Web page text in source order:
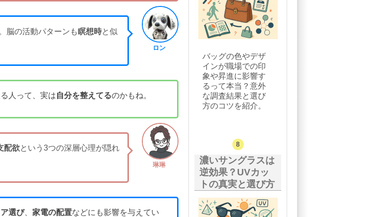
ロン
脳の活動パターンも瞑想時と似
人って、実は自分を整えてるのかもね。
琳琳
配欲という3つの深層心理が隠れ
選び、 家電の配置などにも影響を与えてい
バッグの色やデザ
インが職場での印
象や昇進に影響す
るって本当？意外
な調査結果と選び
方のコツを紹介。
濃いサングラスは
逆効果？UVカッ
トの真実と選び方